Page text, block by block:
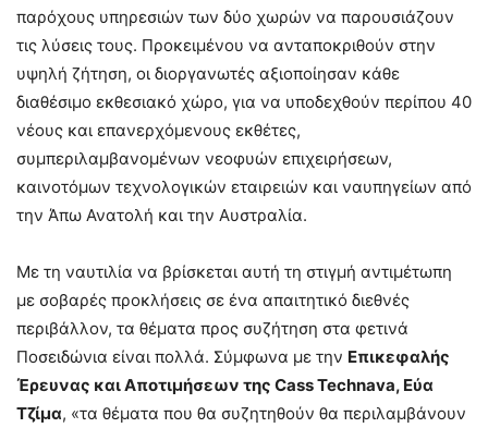
παρόχους υπηρεσιών των δύο χωρών να παρουσιάζουν
τις λύσεις τους. Προκειμένου να ανταποκριθούν στην
υψηλή ζήτηση, οι διοργανωτές αξιοποίησαν κάθε
διαθέσιμο εκθεσιακό χώρο, για να υποδεχθούν περίπου 40
νέους και επανερχόμενους εκθέτες,
συμπεριλαμβανομένων νεοφυών επιχειρήσεων,
καινοτόμων τεχνολογικών εταιρειών και ναυπηγείων από
την Άπω Ανατολή και την Αυστραλία.
Με τη ναυτιλία να βρίσκεται αυτή τη στιγμή αντιμέτωπη
με σοβαρές προκλήσεις σε ένα απαιτητικό διεθνές
περιβάλλον, τα θέματα προς συζήτηση στα φετινά
Ποσειδώνια είναι πολλά. Σύμφωνα με την Επικεφαλής
Έρευνας και Αποτιμήσεων της Cass Technava, Εύα
Τζίμα, «τα θέματα που θα συζητηθούν θα περιλαμβάνουν